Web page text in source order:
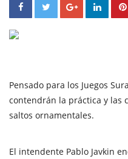
Pensado para los Juegos
contendrán la práctica y las
saltos ornamentales.
El intendente Pablo Javkin